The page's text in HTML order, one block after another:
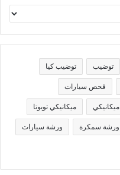
توضيب توضيب كيا
فحص سيارات
ميكانيكي ميكانيكي تويوتا
ورشة سمكرة ورشة سيارات